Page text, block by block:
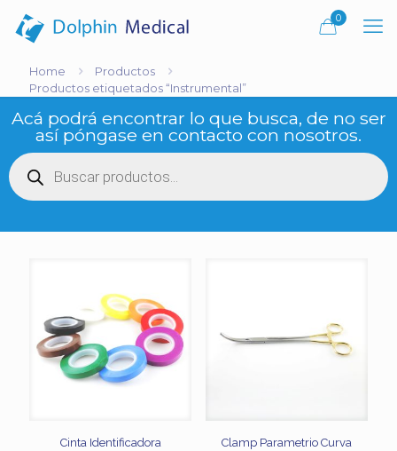
0
Home
Productos
Productos etiquetados “Instrumental”
Acá podrá encontrar lo que busca, de no ser
así póngase en contacto con nosotros.
Búsqueda
de
productos
Cinta Identificadora
Clamp Parametrio Curva